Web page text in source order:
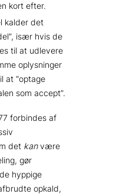
kort efter.
kalder det
især hvis de
til at udlevere
oplysninger
at “optage
som accept”.
forbindes af
det kanvære
gør
hyppige
opkald,